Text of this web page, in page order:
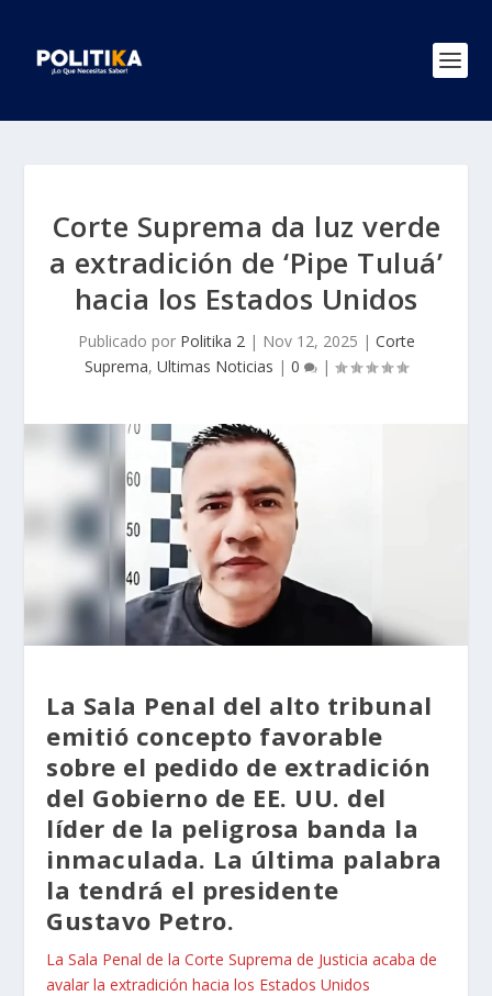
Corte Suprema da luz verde
a extradición de ‘Pipe Tuluá’
hacia los Estados Unidos
Publicado por Politika 2| Nov 12, 2025 | Corte
Suprema, Ultimas Noticias | 0 |
La Sala Penal del alto tribunal
emitió concepto favorable
sobre el pedido de extradición
del Gobierno de EE. UU. del
líder de la peligrosa banda la
inmaculada. La última palabra
la tendrá el presidente
Gustavo Petro.
La Sala Penal de la Corte Suprema de Justicia acaba de
avalar la extradición hacia los Estados Unidos